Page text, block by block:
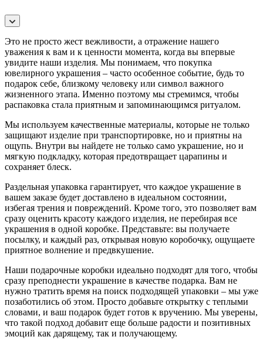
Это не просто жест вежливости, а отражение нашего
уважения к вам и к ценности момента, когда вы впервые
увидите наши изделия. Мы понимаем, что покупка
ювелирного украшения – часто особенное событие, будь то
подарок себе, близкому человеку или символ важного
жизненного этапа. Именно поэтому мы стремимся, чтобы
распаковка стала приятным и запоминающимся ритуалом.
Мы используем качественные материалы, которые не только
защищают изделие при транспортировке, но и приятны на
ощупь. Внутри вы найдете не только само украшение, но и
мягкую подкладку, которая предотвращает царапины и
сохраняет блеск.
Раздельная упаковка гарантирует, что каждое украшение в
вашем заказе будет доставлено в идеальном состоянии,
избегая трения и повреждений. Кроме того, это позволяет вам
сразу оценить красоту каждого изделия, не перебирая все
украшения в одной коробке. Представьте: вы получаете
посылку, и каждый раз, открывая новую коробочку, ощущаете
приятное волнение и предвкушение.
Наши подарочные коробки идеально подходят для того, чтобы
сразу преподнести украшение в качестве подарка. Вам не
нужно тратить время на поиск подходящей упаковки – мы уже
позаботились об этом. Просто добавьте открытку с теплыми
словами, и ваш подарок будет готов к вручению. Мы уверены,
что такой подход добавит еще больше радости и позитивных
эмоций как дарящему, так и получающему.